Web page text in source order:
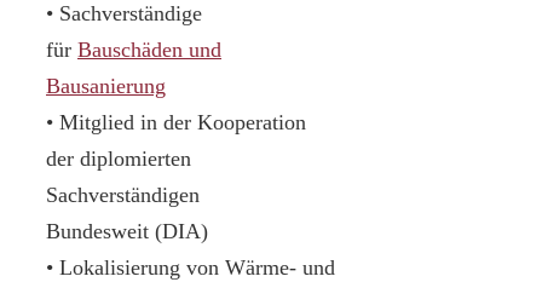
• Sachverständige
für Bauschäden und
Bausanierung
• Mitglied in der Kooperation
der diplomierten
Sachverständigen
Bundesweit (DIA)
• Lokalisierung von Wärme- und